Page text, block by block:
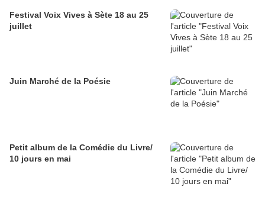
Festival Voix Vives à Sète 18 au 25
juillet
Juin Marché de la Poésie
Petit album de la Comédie du Livre/
10 jours en mai